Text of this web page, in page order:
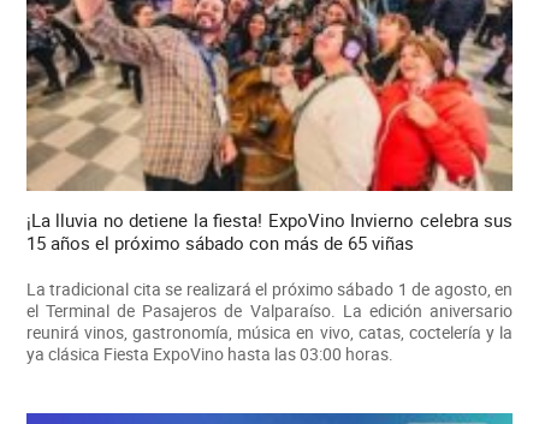
¡La lluvia no detiene la fiesta! ExpoVino Invierno celebra sus
15 años el próximo sábado con más de 65 viñas
La tradicional cita se realizará el próximo sábado 1 de agosto, en
el Terminal de Pasajeros de Valparaíso. La edición aniversario
reunirá vinos, gastronomía, música en vivo, catas, coctelería y la
ya clásica Fiesta ExpoVino hasta las 03:00 horas.